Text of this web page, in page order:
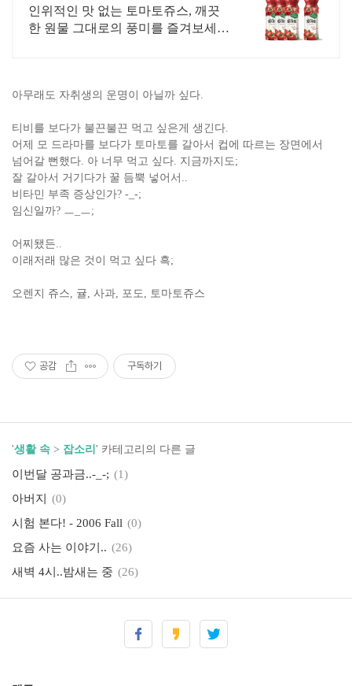
상쾌하게
인위적인 맛 없는 토마토쥬스, 깨끗
한 원물 그대로의 풍미를 즐겨보세
아무래도 자취생의 운명이 아닐까 싶다.
티비를 보다가 불끈불끈 먹고 싶은게 생긴다.
어제 모 드라마를 보다가 토마토를 갈아서 컵에 따르는 장면에서
넘어갈 뻔했다. 아 너무 먹고 싶다. 지금까지도;
잘 갈아서 거기다가 꿀 듬뿍 넣어서..
비타민 부족 증상인가? -_-;
임신일까? ㅡ_ㅡ;
어찌됐든..
이래저래 많은 것이 먹고 싶다 흑;
오렌지 쥬스, 귤, 사과, 포도, 토마토쥬스
공감 구독하기
'생활 속 > 잡소리 ' 카테고리의 다른 글
이번달 공과금..-_-; (1)
아버지
(0)
시험 본다! - 2006 Fall (0)
요즘 사는 이야기.. (26)
새벽 4시..밤새는 중 (26)